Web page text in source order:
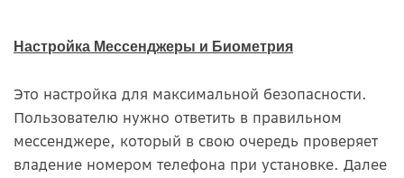
Настройка Мессенджеры и Биометрия
Это настройка для максимальной безопасности.
Пользователю нужно ответить в правильном
мессенджере, который в свою очередь проверяет
владение номером телефона при установке. Далее